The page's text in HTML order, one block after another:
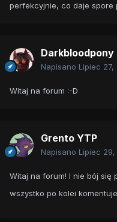
perfekcyjnie, co daje spore
Darkbloodpony
Napisano Lipiec 27,
Witaj na forum :-D
Grento YTP
Napisano Lipiec 29,
Witaj na forum! I nie bój się
wszystko po kolei